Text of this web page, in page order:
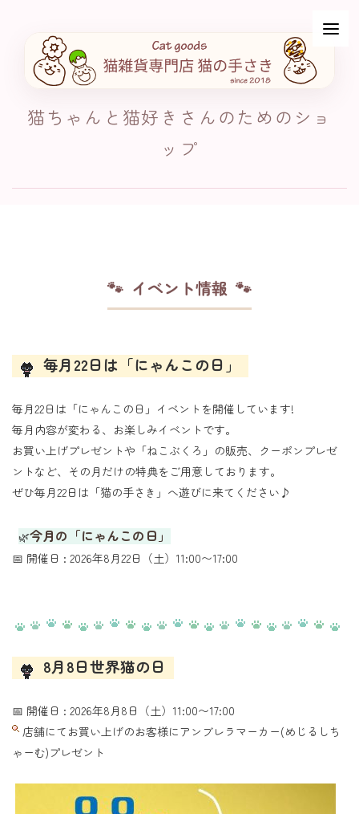
猫ちゃんと猫好きさんのためのショ
ップ
イベント情報
毎月22日は「にゃんこの日」
毎月22日は「にゃんこの日」イベントを開催しています!
毎月内容が変わる、お楽しみイベントです。
お買い上げプレゼントや「ねこぶくろ」の販売、クーポンプレゼ
ントなど、その月だけの特典をご用意しております。
ぜひ毎月22日は「猫の手さき」へ遊びに来てください♪
🌿今月の「にゃんこの日」
📅 開催日 : 2026年8月22日（土）11:00〜17:00
8月8日世界猫の日
📅 開催日 : 2026年8月8日（土）11:00〜17:00
店舗にてお買い上げのお客様にアンブレラマーカー(めじるしち
ゃーむ)プレゼント